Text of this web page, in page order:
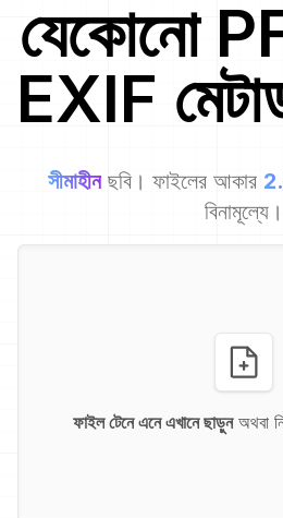
যেকোনো
EXIF
সীমাহীন ছবি। ফাইলের আকার
বিনামূল্যে।
ফাইল টেনে এনে এখানে ছাড়ুনঅথবা